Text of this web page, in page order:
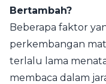
Bertambah?
Beberapa faktor
perkembangan
terlalu lama
membaca dalam